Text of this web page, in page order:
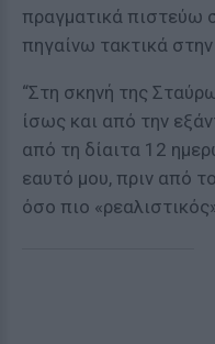
πραγματικά πιστεύω
πηγαίνω τακτικά στην
“Στη σκηνή της
ίσως και από την
από τη δίαιτα 12
εαυτό μου, πριν από
όσο πιο